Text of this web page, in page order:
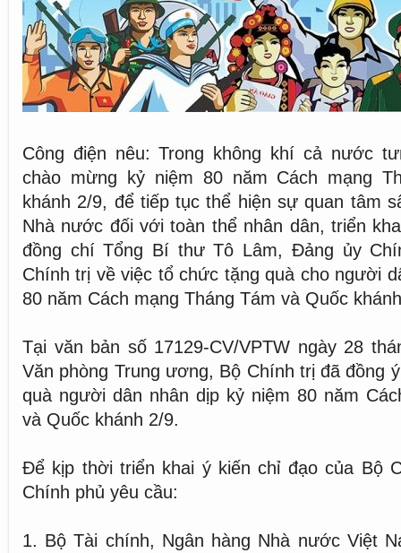
Công điện nêu: Trong không khí cả nước
chào mừng kỷ niệm 80 năm Cách mạng
khánh 2/9, để tiếp tục thể hiện sự quan tâm
Nhà nước đối với toàn thể nhân dân, triển
đồng chí Tổng Bí thư Tô Lâm, Đảng ủy
Chính trị về việc tổ chức tặng quà cho người
80 năm Cách mạng Tháng Tám và Quốc
Tại văn bản số 17129-CV/VPTW ngày 28
Văn phòng Trung ương, Bộ Chính trị đã đồng
quà người dân nhân dịp kỷ niệm 80 năm
và Quốc khánh 2/9.
Để kịp thời triển khai ý kiến chỉ đạo của Bộ
Chính phủ yêu cầu:
1. Bộ Tài chính, Ngân hàng Nhà nước Việt